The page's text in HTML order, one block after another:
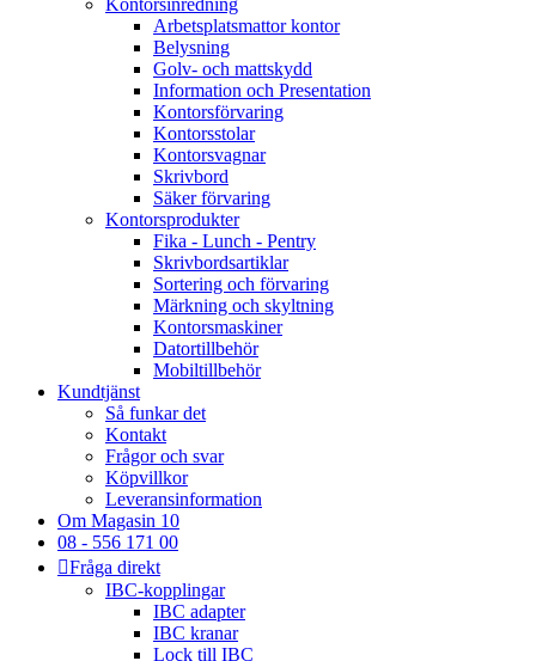
Kontorsinredning
Arbetsplatsmattor kontor
Belysning
Golv- och mattskydd
Information och Presentation
Kontorsförvaring
Kontorsstolar
Kontorsvagnar
Skrivbord
Säker förvaring
Kontorsprodukter
Fika - Lunch - Pentry
Skrivbordsartiklar
Sortering och förvaring
Märkning och skyltning
Kontorsmaskiner
Datortillbehör
Mobiltillbehör
Kundtjänst
Så funkar det
Kontakt
Frågor och svar
Köpvillkor
Leveransinformation
Om Magasin 10
08 - 556 171 00
Fråga direkt
IBC-kopplingar
IBC adapter
IBC kranar
Lock till IBC